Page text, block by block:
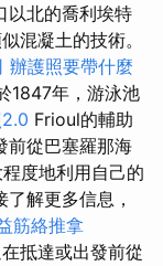
以北的喬利埃特
混凝土的技術。
辦護照要帶什麼
1847年，游泳池
Frioul的輔助
前從巴塞羅那海
度地利用自己的
解更多信息，
筋絡推拿
抵達或出發前從